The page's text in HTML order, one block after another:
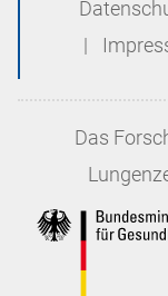
Das